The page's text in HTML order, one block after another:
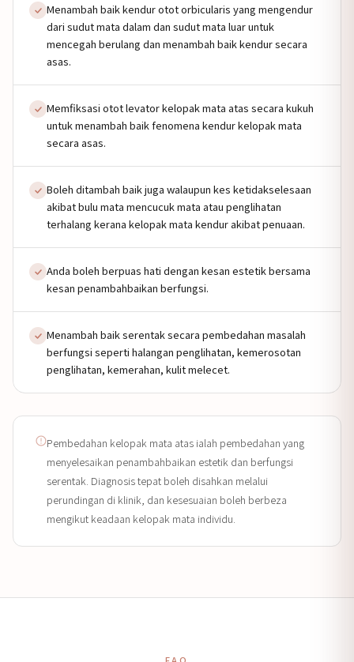
Menambah baik kendur otot orbicularis yang mengendur
dari sudut mata dalam dan sudut mata luar untuk
mencegah berulang dan menambah baik kendur secara
asas.
Memfiksasi otot levator kelopak mata atas secara kukuh
untuk menambah baik fenomena kendur kelopak mata
secara asas.
Boleh ditambah baik juga walaupun kes ketidakselesaan
akibat bulu mata mencucuk mata atau penglihatan
terhalang kerana kelopak mata kendur akibat penuaan.
Anda boleh berpuas hati dengan kesan estetik bersama
kesan penambahbaikan berfungsi.
Menambah baik serentak secara pembedahan masalah
berfungsi seperti halangan penglihatan, kemerosotan
penglihatan, kemerahan, kulit melecet.
Pembedahan kelopak mata atas ialah pembedahan yang
menyelesaikan penambahbaikan estetik dan berfungsi
serentak. Diagnosis tepat boleh disahkan melalui
perundingan di klinik, dan kesesuaian boleh berbeza
mengikut keadaan kelopak mata individu.